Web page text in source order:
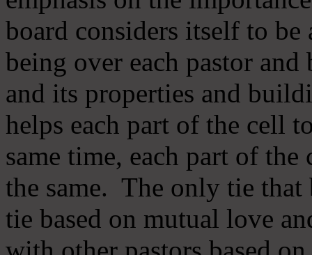
board considers itself to be
being over each pastor
and its properties and
helps each part of the cell
same time, each part of
the same. The only tie that
tie based on mutual love